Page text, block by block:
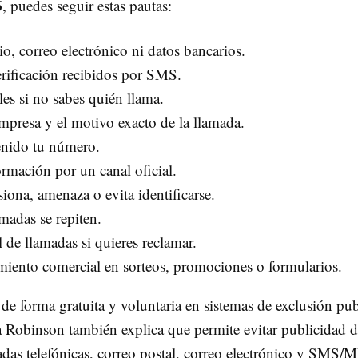
, puedes seguir estas pautas:
correo electrónico ni datos bancarios.
recibidos por SMS.
si no sabes quién llama.
y el motivo exacto de la llamada.
tu número.
por un canal oficial.
amenaza o evita identificarse.
se repiten.
llamadas si quieres reclamar.
comercial en sorteos, promociones o formularios.
forma gratuita y voluntaria en sistemas de exclusión
también explica que permite evitar publicidad
telefónicas, correo postal, correo electrónico y SMS/